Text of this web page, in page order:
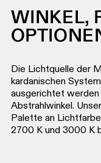
WINKEL,
Die Lichtquelle der
kardanischen
ausgerichtet
Abstrahlwinkel.
Palette an
2700 K und 3000 K